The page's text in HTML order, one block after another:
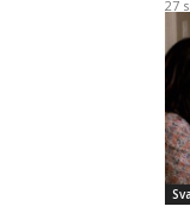
27